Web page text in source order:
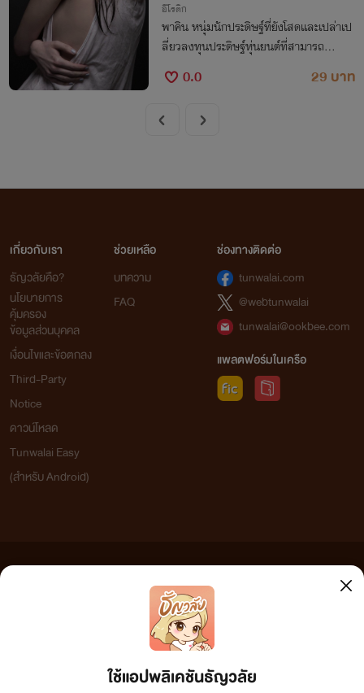
อีโรติก
พาคิน หนุ่มนักประดิษฐ์ที่ยังโสดเเละเปล่าเป
ลี่ยวลงทุนประดิษฐ์หุ่นยนต์ที่สามารถ…
0.0 29 บาท
ใช้แอปพลิเคชันธัญวลัย
เกี่ยวกับเรา
ธัญวลัยคือ?
นโยบายการ
คุ้มครอง
ข้อมูลส่วนบุคคล
เงื่อนไขและข้อตกลง
Third-Party
Notice
ดาวน์โหลด
Tunwalai Easy
(สำหรับ Android)
ช่วยเหลือ
บทความ
FAQ
ช่องทางติดต่อ
tunwalai.com
@webtunwalai
tunwalai@ookbee.com
แพลตฟอร์มในเครือ
เว็บไซต์แห่งนี้ไม่ได้เห็นด้วยและไม่ขอรับผิดชอบต่อข้อความใดๆ ทั้งสิ้น ดังนั้นผู้อ่านทุกท่านโปรดใช้
วิจารณญาณในการกลั่นกรองด้วยตนเอง และหากท่านพบข้อความใดๆ ที่ขัดต่อกฎหมายและศีลธรรม
กรุณาแจ้งมาที่ tunwalai@ookbee.com เพื่อทีมงานจะได้ดำเนินการในทันที ทั้งนี้ ทางเว็บไซต์ขอสงวน
ลิขสิทธิ์ตามพระราชบัญญัติลิขสิทธิ์ (ฉบับเพิ่มเติม) พ.ศ.2558